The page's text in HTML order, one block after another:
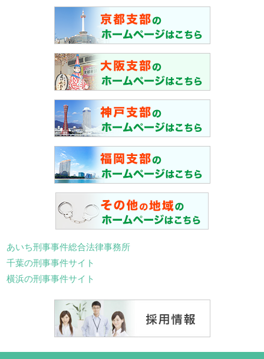
あいち刑事事件総合法律事務所
千葉の刑事事件サイト
横浜の刑事事件サイト